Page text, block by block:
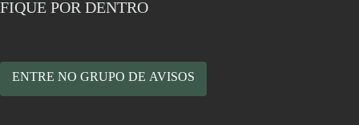
FIQUE POR DENTRO
ENTRE NO GRUPO DE AVISOS